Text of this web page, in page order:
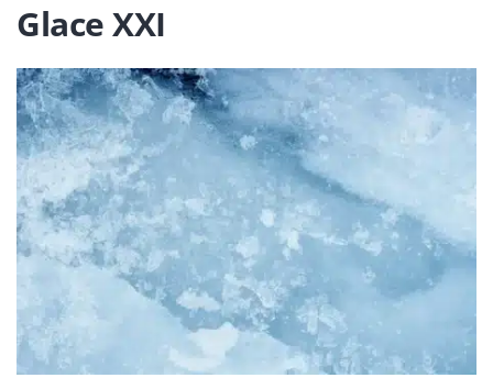
Glace XXI